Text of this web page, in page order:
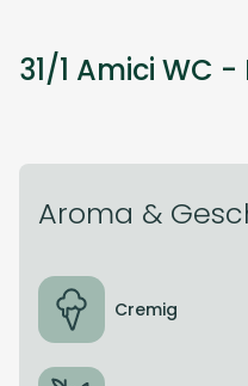
31/1 Amici WC
Aroma &
Cremig